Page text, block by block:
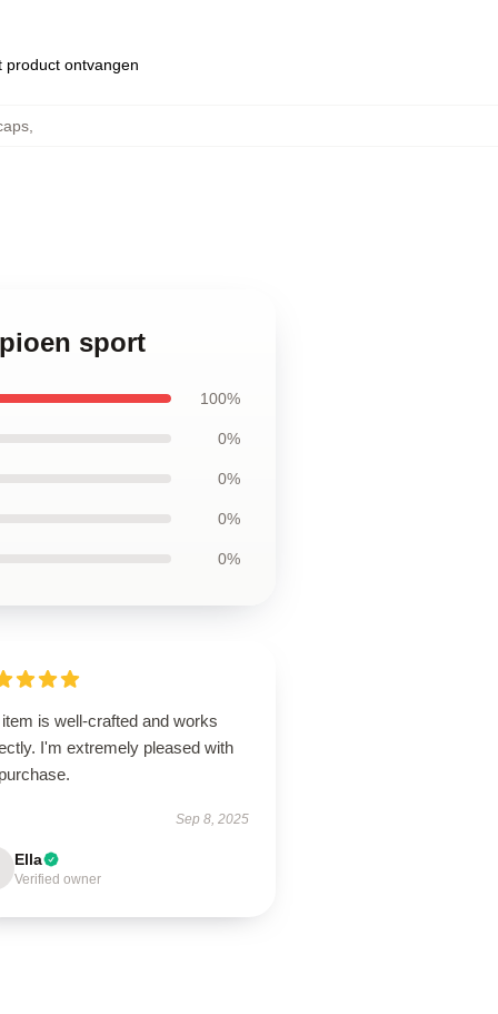
product ontvangen
,
sport
100%
0%
0%
0%
0%
is well-crafted and works
I'm extremely pleased with
Sep 8, 2025
Ella
Verified owner